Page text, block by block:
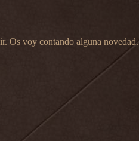
Os voy contando alguna novedad.